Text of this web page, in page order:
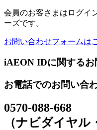
会員のお客さまはログイ
ーズです。
お問い合わせフォームは
iAEON IDに関するお
お電話でのお問い合
0570-088-668
（ナビダイヤル